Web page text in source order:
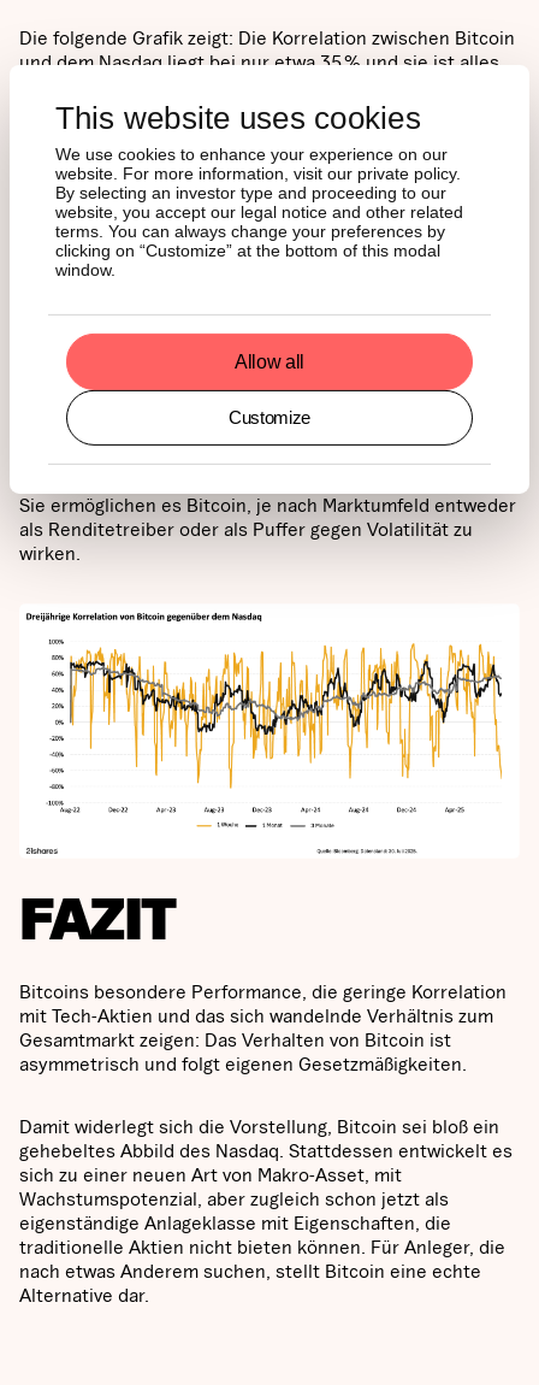
This website uses cookies
We use cookies to enhance your experience on our
website. For more information, visit our private policy.
By selecting an investor type and proceeding to our
website, you accept our legal notice and other related
terms. You can always change your preferences by
clicking on “Customize” at the bottom of this modal
window.
Allow all
Customize
Die folgende Grafik zeigt: Die Korrelation zwischen Bitcoin
und dem Nasdaq liegt bei nur etwa 35 % und sie ist alles
kurzfristig steigen, bricht jedoch oft bei größeren
wirtschaftlichen Umbrüchen ein. Das unterstreicht
Bitcoins eigenständiges Verhalten.
Zwei aktuelle Beispiele stechen hervor:
dem Nasdaq fast vollständig zusammen.
Im Juli 2025 stieg Bitcoin dagegen deutlich an,
ausgelöst durch regulatorische Zuversicht und
institutionelle Zuflüsse, während Tech-Aktien
weitgehend seitwärts tendierten.
Sie ermöglichen es Bitcoin, je nach Marktumfeld entweder
als Renditetreiber oder als Puffer gegen Volatilität zu
wirken.
FAZIT
Bitcoins besondere Performance, die geringe Korrelation
mit Tech-Aktien und das sich wandelnde Verhältnis zum
Gesamtmarkt zeigen: Das Verhalten von Bitcoin ist
asymmetrisch und folgt eigenen Gesetzmäßigkeiten.
Damit widerlegt sich die Vorstellung, Bitcoin sei bloß ein
gehebeltes Abbild des Nasdaq. Stattdessen entwickelt es
sich zu einer neuen Art von Makro-Asset, mit
Wachstumspotenzial, aber zugleich schon jetzt als
eigenständige Anlageklasse mit Eigenschaften, die
traditionelle Aktien nicht bieten können. Für Anleger, die
nach etwas Anderem suchen, stellt Bitcoin eine echte
Alternative dar.